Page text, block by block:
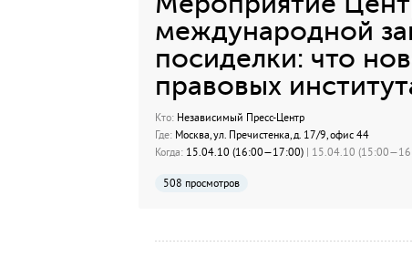
международной
посиделки: что
правовых
Кто:Независимый Пресс-Центр
Где:Москва, ул. Пречистенка, д. 17/9, офис 44
Когда:15.04.10 (16:00—17:00) | 15.04.10
508 просмотров